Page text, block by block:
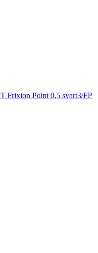
Frixion Point 0,5 svart3/FP